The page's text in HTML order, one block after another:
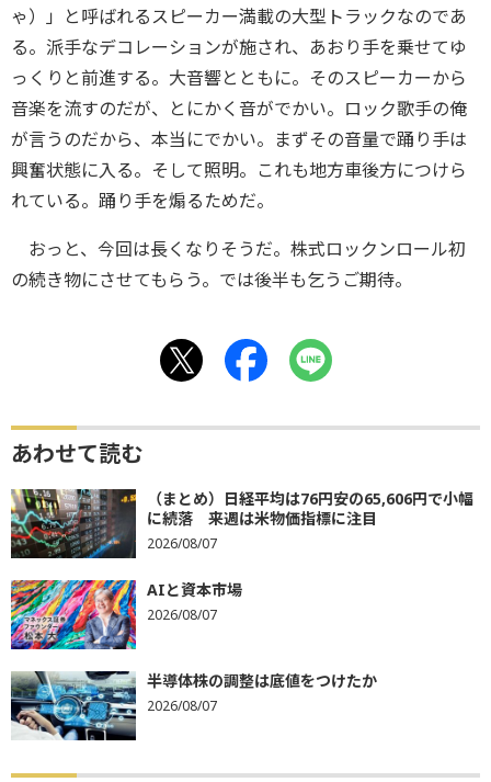
ゃ）」と呼ばれるスピーカー満載の大型トラックなのであ
る。派手なデコレーションが施され、あおり手を乗せてゆ
っくりと前進する。大音響とともに。そのスピーカーから
音楽を流すのだが、とにかく音がでかい。ロック歌手の俺
が言うのだから、本当にでかい。まずその音量で踊り手は
興奮状態に入る。そして照明。これも地方車後方につけら
れている。踊り手を煽るためだ。
おっと、今回は長くなりそうだ。株式ロックンロール初
の続き物にさせてもらう。では後半も乞うご期待。
あわせて読む
（まとめ）日経平均は76円安の65,606円で小幅
に続落 来週は米物価指標に注目
2026/08/07
AIと資本市場
2026/08/07
半導体株の調整は底値をつけたか
2026/08/07